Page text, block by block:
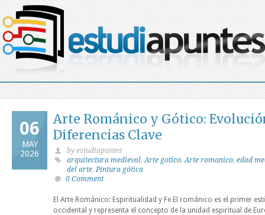
06
MAY
2026
Arte Románico y Gótico:
Diferencias Clave
by estudiapuntes
arquitectura medieval,Arte gotico,Arte romanico, edad
del arte,Pintura gótica
0 Comment
El Arte Románico: Espiritualidad y Fe El románico es el primer
occidental y representa el concepto de la unidad espiritual de